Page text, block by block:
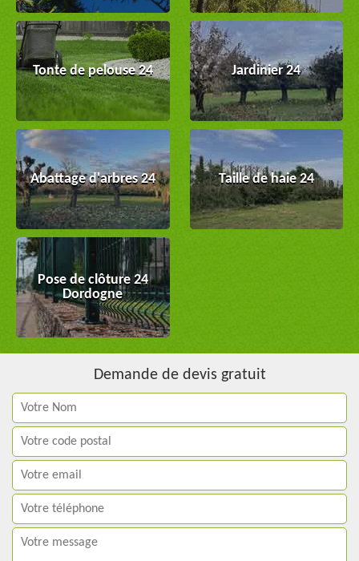
Tonte de pelouse 24 Jardinier 24
Abattage d'arbres 24 Taille de haie 24
Pose de clôture 24
Dordogne
Demande de devis gratuit